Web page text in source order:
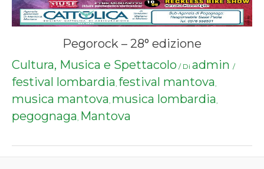
Pegorock – 28° edizione
Cultura, Musica e Spettacolo / Di admin /
festival lombardia, festival mantova,
musica mantova, musica lombardia,
pegognaga, Mantova